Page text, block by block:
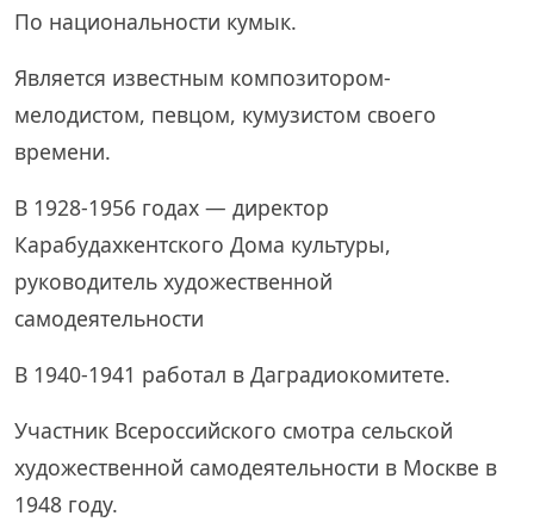
По национальности кумык.
Является известным композитором-
мелодистом, певцом, кумузистом своего
времени.
В 1928-1956 годах — директор
Карабудахкентского Дома культуры,
руководитель художественной
самодеятельности
В 1940-1941 работал в Даградиокомитете.
Участник Всероссийского смотра сельской
художественной самодеятельности в Москве в
1948 году.